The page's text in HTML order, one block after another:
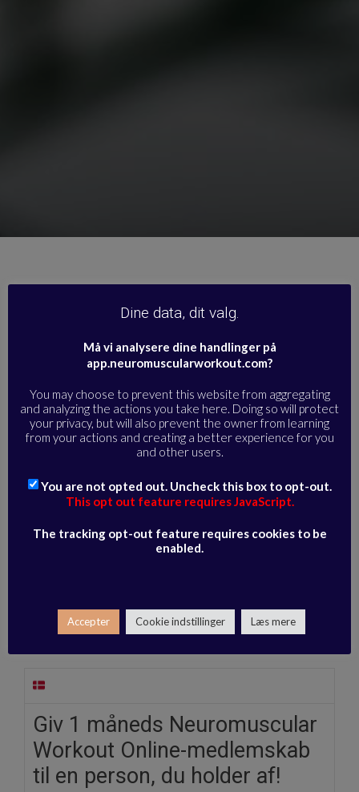
Giv 1 måneds Neuromuscular
Workout Online-medlemskab
til en person, du holder af!
Dine data, dit valg.
Må vi analysere dine handlinger på
app.neuromuscularworkout.com?
You may choose to prevent this website from aggregating
and analyzing the actions you take here. Doing so will protect
your privacy, but will also prevent the owner from learning
from your actions and creating a better experience for you
and other users.
You are not opted out. Uncheck this box to opt-out.
This opt out feature requires JavaScript.
The tracking opt-out feature requires cookies to be
enabled.
Accepter Cookie indstillinger Læs mere